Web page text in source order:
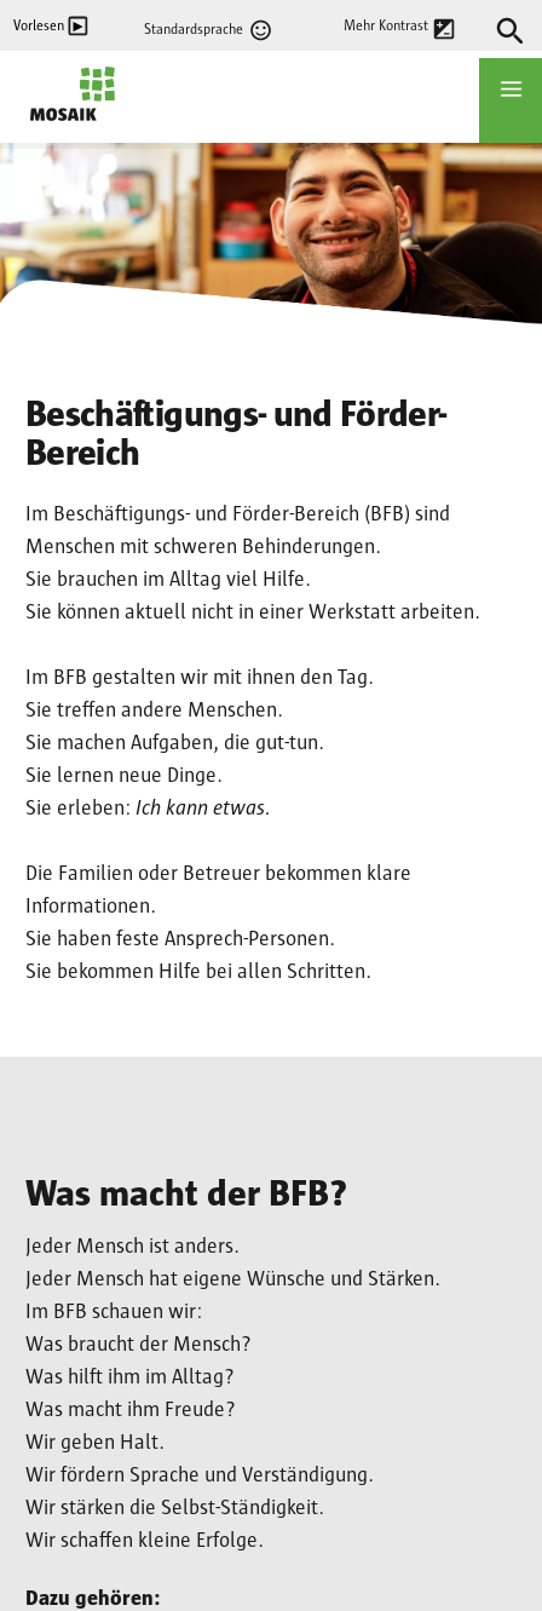
Vorlesen Standardsprache Mehr Kontrast
Beschäftigungs- und Förder-
Bereich
Im Beschäftigungs- und Förder-Bereich (BFB) sind
Menschen mit schweren Behinderungen.
Sie brauchen im Alltag viel Hilfe.
Sie können aktuell nicht in einer Werkstatt arbeiten.
Im BFB gestalten wir mit ihnen den Tag.
Sie treffen andere Menschen.
Sie machen Aufgaben, die gut-tun.
Sie lernen neue Dinge.
Sie erleben: Ich kann etwas.
Die Familien oder Betreuer bekommen klare
Informationen.
Sie haben feste Ansprech-Personen.
Sie bekommen Hilfe bei allen Schritten.
Was macht der BFB?
Jeder Mensch ist anders.
Jeder Mensch hat eigene Wünsche und Stärken.
Im BFB schauen wir:
Was braucht der Mensch?
Was hilft ihm im Alltag?
Was macht ihm Freude?
Wir geben Halt.
Wir fördern Sprache und Verständigung.
Wir stärken die Selbst-Ständigkeit.
Wir schaffen kleine Erfolge.
Dazu gehören: